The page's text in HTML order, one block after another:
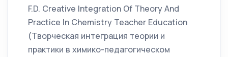
F.D. Creative Integration Of Theory And
Practice In Chemistry Teacher Education
(Творческая интеграция теории и
практики в химико-педагогическом